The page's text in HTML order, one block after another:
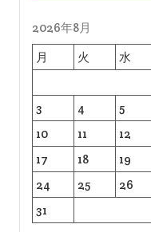
2026年8月
月
火 水
3
4 5
10
11 12
17
18 19
24
25 26
31